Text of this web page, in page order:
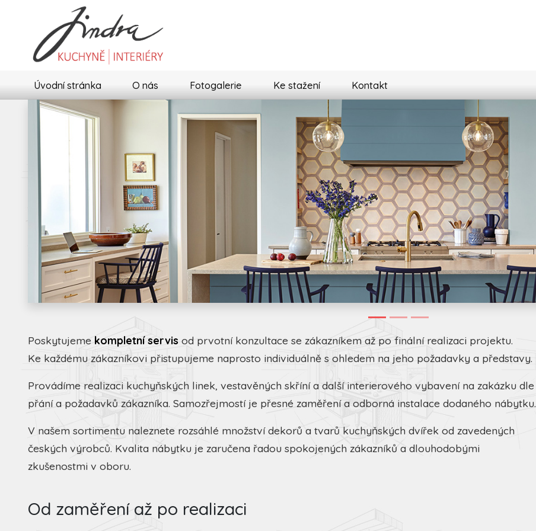
Úvodní stránka O nás Fotogalerie Ke stažení Kontakt
Poskytujeme kompletní servis od prvotní konzultace se zákazníkem až po finální realizaci projektu.
Ke každému zákazníkovi přistupujeme naprosto individuálně s ohledem na jeho požadavky a představy.
Provádíme realizaci kuchyňských linek, vestavěných skříní a další interierového vybavení na zakázku dle
přání a požadavků zákazníka. Samozřejmostí je přesné zaměření a odborná instalace dodaného nábytku.
V našem sortimentu naleznete rozsáhlé množství dekorů a tvarů kuchyňských dvířek od zavedených
českých výrobců. Kvalita nábytku je zaručena řadou spokojených zákazníků a dlouhodobými
zkušenostmi v oboru.
Od zaměření až po realizaci